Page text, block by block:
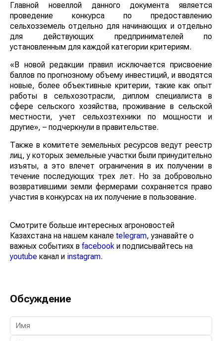
Главной новеллой данного документа является
проведение конкурса по предоставлению
сельхозземель отдельно для начинающих и отдельно
для действующих предпринимателей по
установленным для каждой категории критериям.
«В новой редакции правил исключается присвоение
баллов по прогнозному объему инвестиций, и вводятся
новые, более объективные критерии, такие как опыт
работы в сельхозотрасли, диплом специалиста в
сфере сельского хозяйства, проживание в сельской
местности, учет сельхозтехники по мощности и
другие», – подчеркнули в правительстве.
Также в комитете земельных ресурсов ведут реестр
лиц, у которых земельные участки были принудительно
изъяты, а это влечет ограничения в их получении в
течение последующих трех лет. Но за добровольно
возвратившими земли фермерами сохраняется право
участия в конкурсах на их получение в пользование.
Смотрите больше интересных агроновостей
Казахстана на нашем канале telegram, узнавайте о
важных событиях в facebook и подписывайтесь на
youtube канал и instagram.
Обсуждение